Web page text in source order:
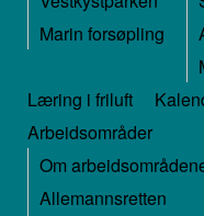
Marin forsøpling
Læring i friluft
Arbeidsområder
Om
Allemannsretten